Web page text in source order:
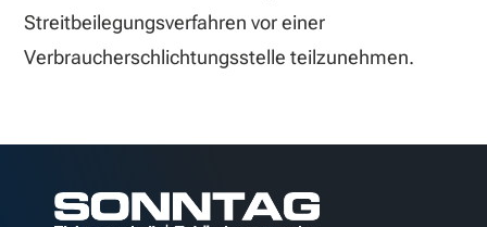
Streitbeilegungsverfahren vor einer
Verbraucherschlichtungsstelle teilzunehmen.